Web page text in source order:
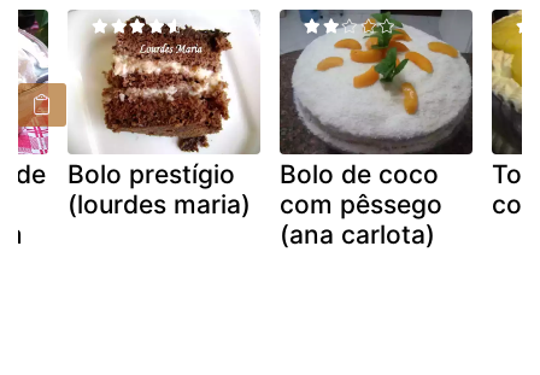
de
Bolo prestígio
(lourdes maria)
Bolo de coco
com pêssego
(ana carlota)